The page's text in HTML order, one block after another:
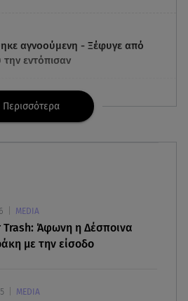
αγνοούμενη - Ξέφυγε από
εντόπισαν
για το κατηγορητήριο ο
90χρονου
στο διαμέρισμα της
Πότε θα μπουν τα
Περισσότερα
MEDIA
Trash: Άφωνη η Δέσποινα
με την είσοδο
MEDIA